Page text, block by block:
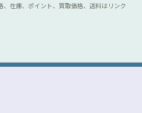
、在庫、ポイント、買取価格、送料はリンク